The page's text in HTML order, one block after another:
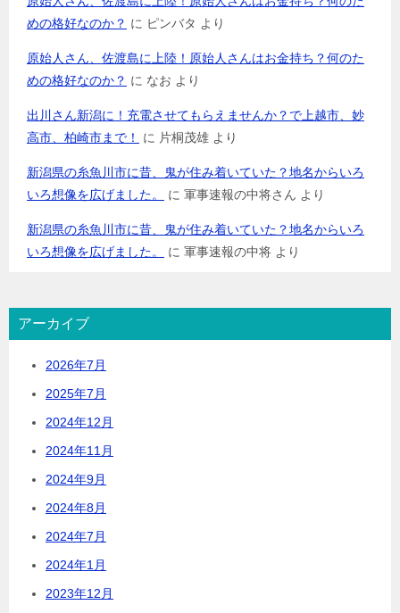
めの格好なのか？ に ピンバタ より
原始人さん、佐渡島に上陸！原始人さんはお金持ち？何のた
めの格好なのか？ に なお より
出川さん新潟に！充電させてもらえませんか？で上越市、妙
高市、柏崎市まで！
に 片桐茂雄 より
新潟県の糸魚川市に昔、鬼が住み着いていた？地名からいろ
いろ想像を広げました。
に 軍事速報の中将さん より
新潟県の糸魚川市に昔、鬼が住み着いていた？地名からいろ
いろ想像を広げました。
に 軍事速報の中将 より
アーカイブ
2026年7月
2025年7月
2024年12月
2024年11月
2024年9月
2024年8月
2024年7月
2024年1月
2023年12月